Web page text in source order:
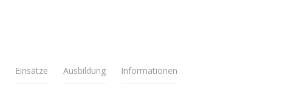
Einsätze Ausbildung Informationen